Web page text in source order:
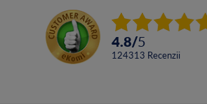
4.8/5
124313 Recenzii